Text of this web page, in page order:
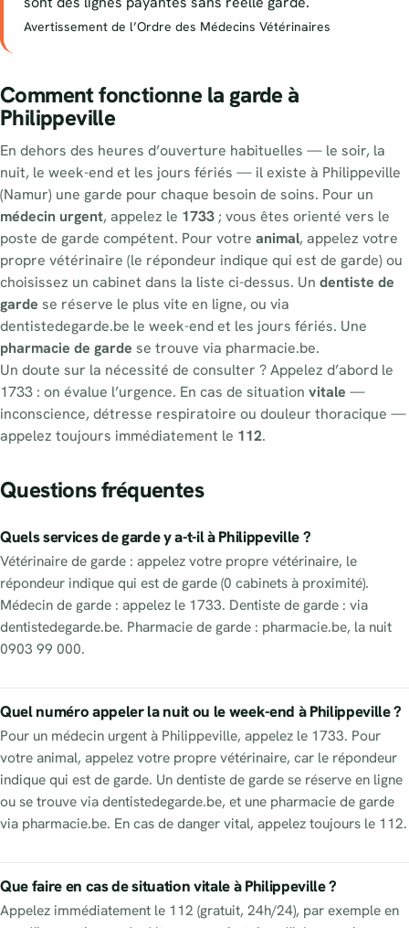
Avertissement de l’Ordre des Médecins Vétérinaires
Comment fonctionne la garde à
Philippeville
En dehors des heures d’ouverture habituelles — le soir, la
nuit, le week-end et les jours fériés — il existe à Philippeville
(Namur) une garde pour chaque besoin de soins. Pour un
médecin urgent, appelez le 1733; vous êtes orienté vers le
poste de garde compétent. Pour votre animal, appelez votre
propre vétérinaire (le répondeur indique qui est de garde) ou
choisissez un cabinet dans la liste ci-dessus. Un dentiste de
garde se réserve le plus vite en ligne, ou via
dentistedegarde.be le week-end et les jours fériés. Une
pharmacie de garde se trouve via pharmacie.be.
Un doute sur la nécessité de consulter ? Appelez d’abord le
1733 : on évalue l’urgence. En cas de situation vitale —
inconscience, détresse respiratoire ou douleur thoracique —
appelez toujours immédiatement le 112.
Questions fréquentes
Quels services de garde y a-t-il à Philippeville ?
Vétérinaire de garde : appelez votre propre vétérinaire, le
répondeur indique qui est de garde (0 cabinets à proximité).
Médecin de garde : appelez le 1733. Dentiste de garde : via
dentistedegarde.be. Pharmacie de garde : pharmacie.be, la nuit
0903 99 000.
Quel numéro appeler la nuit ou le week-end à Philippeville ?
Pour un médecin urgent à Philippeville, appelez le 1733. Pour
votre animal, appelez votre propre vétérinaire, car le répondeur
indique qui est de garde. Un dentiste de garde se réserve en ligne
ou se trouve via dentistedegarde.be, et une pharmacie de garde
via pharmacie.be. En cas de danger vital, appelez toujours le 112.
Que faire en cas de situation vitale à Philippeville ?
Appelez immédiatement le 112 (gratuit, 24h/24), par exemple en